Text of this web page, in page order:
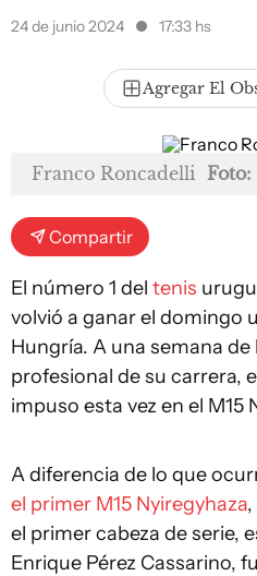
24 de junio 2024 17:33 hs
Agregar El
Franco Roncadelli Foto:
Compartir
El número 1 del tenis
volvió a ganar el domingo
Hungría. A una semana
profesional de su carrera,
impuso esta vez en el M15
A diferencia de lo que
el primer M15 Nyiregyhaza
el primer cabeza de serie,
Enrique Pérez Cassarino,